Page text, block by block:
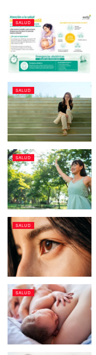
SALUD
SALUD
SALUD
SALUD
SALUD